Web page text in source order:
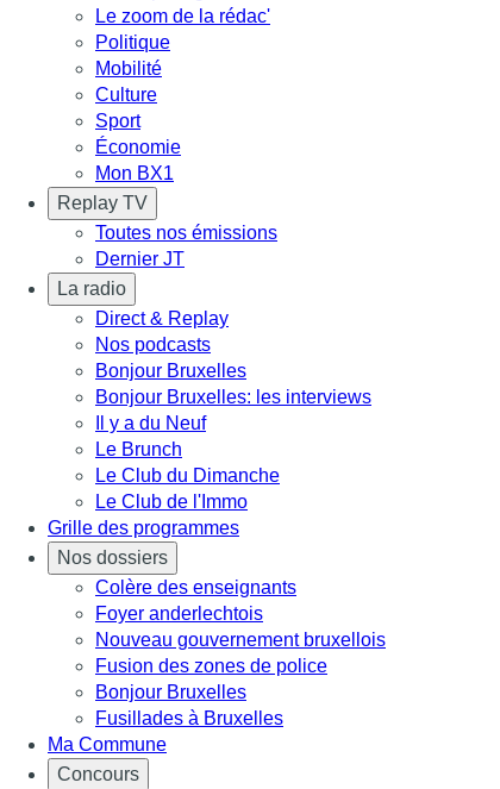
Le zoom de la rédac'
Politique
Mobilité
Culture
Sport
Économie
Mon BX1
Replay TV
Toutes nos émissions
Dernier JT
La radio
Direct & Replay
Nos podcasts
Bonjour Bruxelles
Bonjour Bruxelles: les interviews
Il y a du Neuf
Le Brunch
Le Club du Dimanche
Le Club de l'Immo
Grille des programmes
Nos dossiers
Colère des enseignants
Foyer anderlechtois
Nouveau gouvernement bruxellois
Fusion des zones de police
Bonjour Bruxelles
Fusillades à Bruxelles
Ma Commune
Concours